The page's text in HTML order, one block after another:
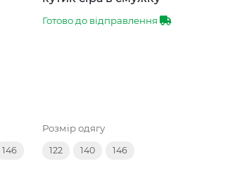
146
Готово до відправлення
Розмір одягу
122 140 146